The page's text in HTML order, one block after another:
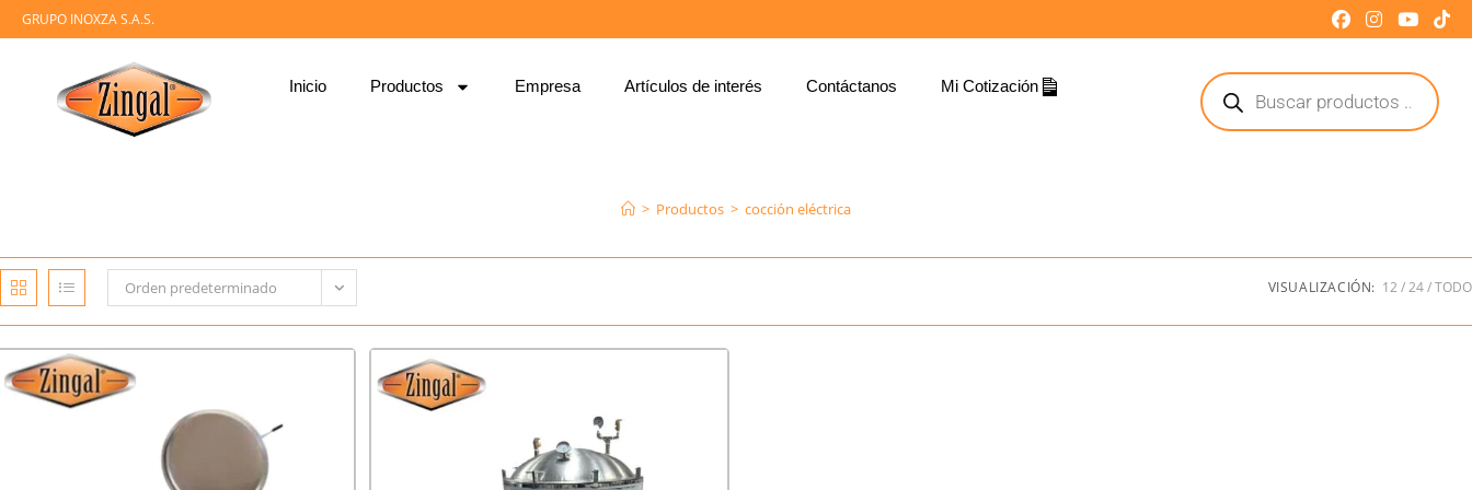
GRUPO INOXZA S.A.S.
Inicio Productos Empresa Artículos de interés Contáctanos Mi Cotización
> Productos > cocción eléctrica
Orden predeterminado VISUALIZACIÓN: 12 24 TODO